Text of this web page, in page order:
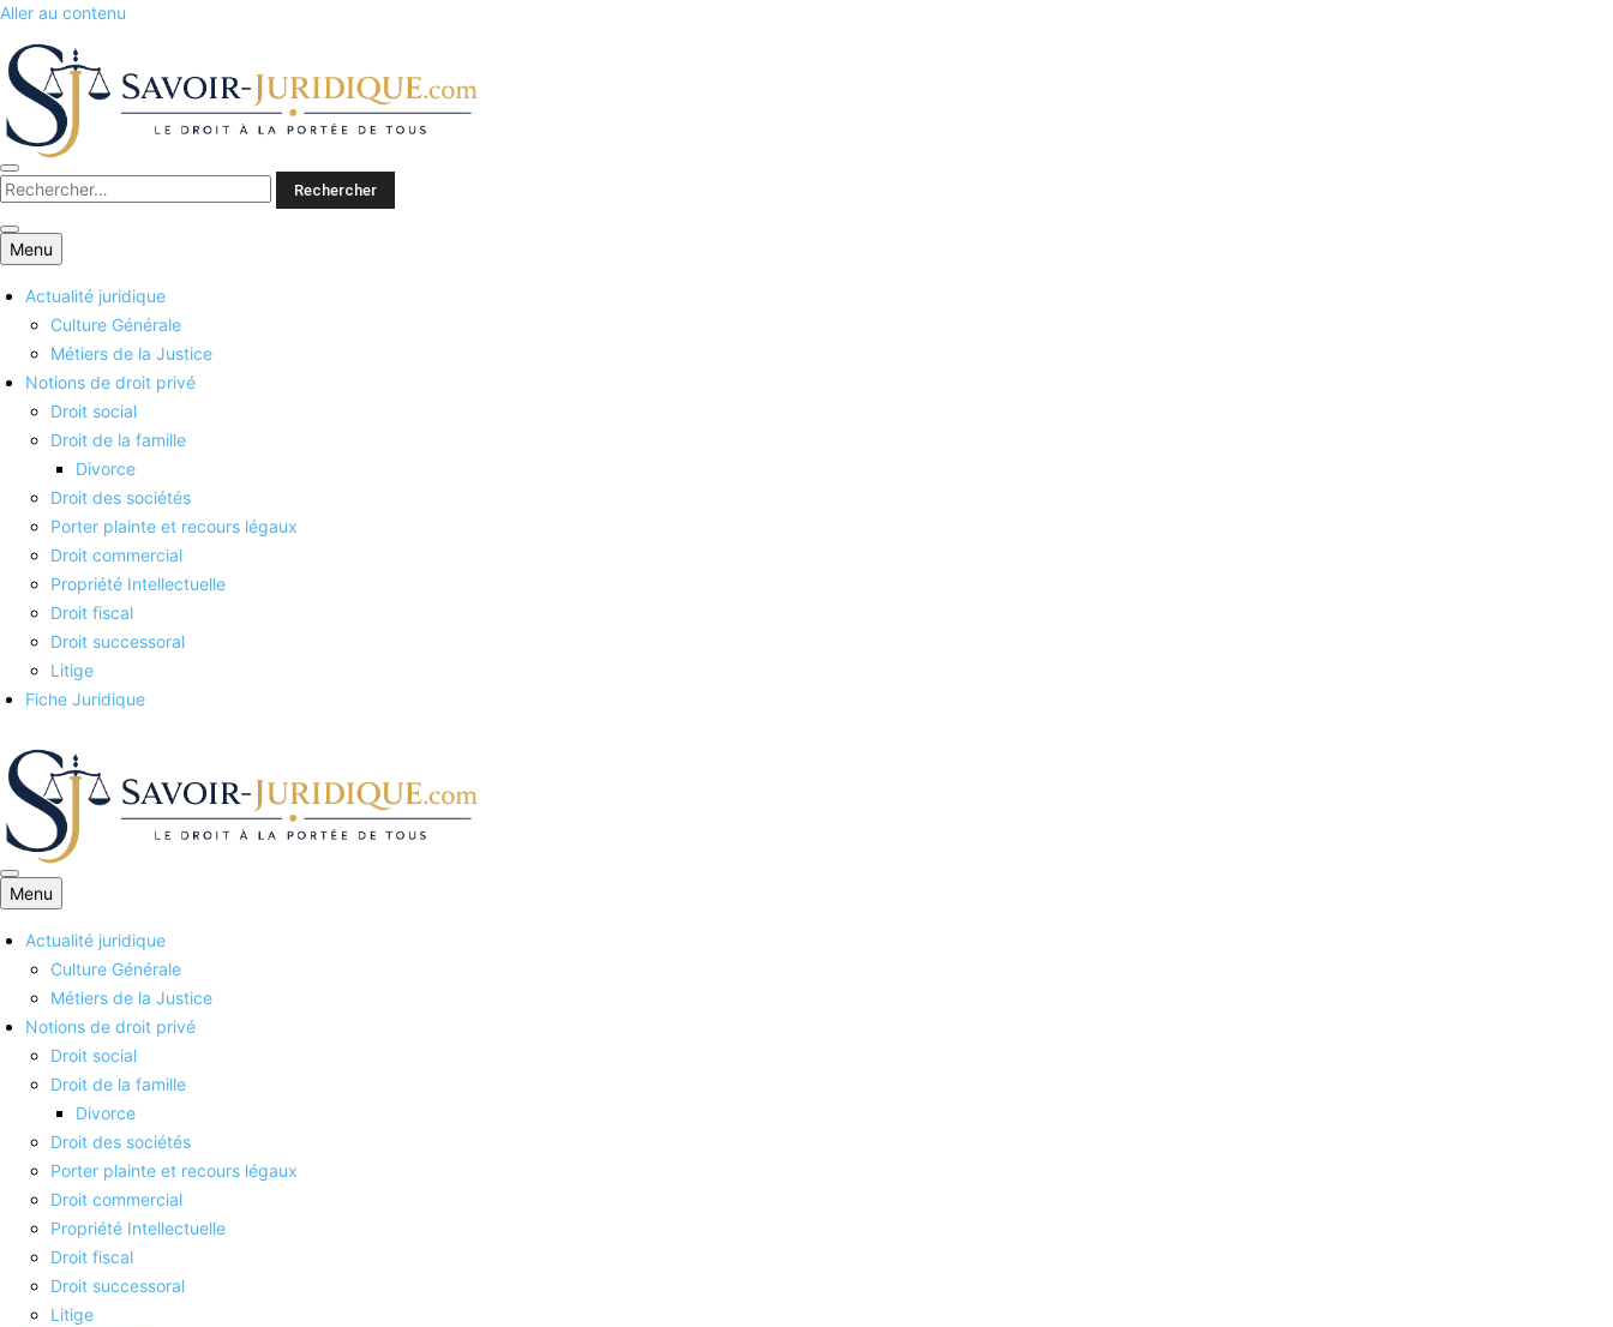
Aller au contenu
Savoirs juridiques
Menu
Actualité juridique
Culture Générale
Métiers de la Justice
Notions de droit privé
Droit social
Droit de la famille
Divorce
Droit des sociétés
Porter plainte et recours légaux
Droit commercial
Propriété Intellectuelle
Droit fiscal
Droit successoral
Litige
Fiche Juridique
Savoirs juridiques
Menu
Actualité juridique
Culture Générale
Métiers de la Justice
Notions de droit privé
Droit social
Droit de la famille
Divorce
Droit des sociétés
Porter plainte et recours légaux
Droit commercial
Propriété Intellectuelle
Droit fiscal
Droit successoral
Litige